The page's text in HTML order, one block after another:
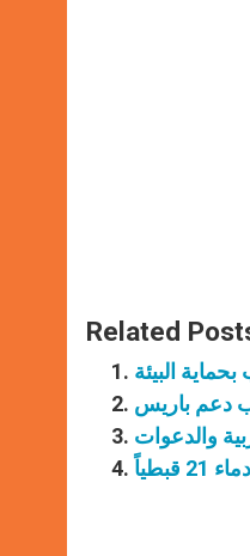
Related
البيئة
والدعوات